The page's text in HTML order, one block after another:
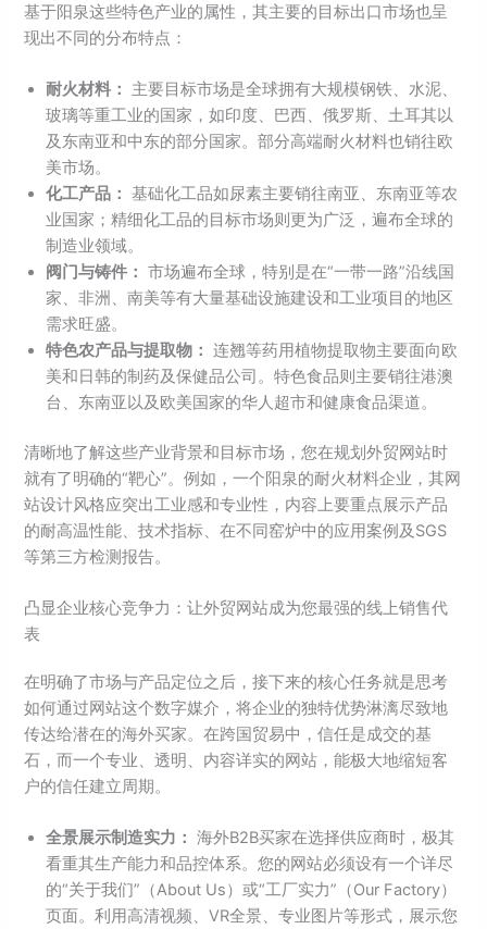
基于阳泉这些特色产业的属性，其主要的目标出口市场也呈
现出不同的分布特点：
耐火材料：
主要目标市场是全球拥有大规模钢铁、水泥、
玻璃等重工业的国家，如印度、巴西、俄罗斯、土耳其以
及东南亚和中东的部分国家。部分高端耐火材料也销往欧
美市场。
化工产品： 基础化工品如尿素主要销往南亚、东南亚等农
业国家；精细化工品的目标市场则更为广泛，遍布全球的
制造业领域。
阀门与铸件： 市场遍布全球，特别是在“一带一路”沿线国
家、非洲、南美等有大量基础设施建设和工业项目的地区
需求旺盛。
特色农产品与提取物： 连翘等药用植物提取物主要面向欧
美和日韩的制药及保健品公司。特色食品则主要销往港澳
台、东南亚以及欧美国家的华人超市和健康食品渠道。
清晰地了解这些产业背景和目标市场，您在规划外贸网站时
就有了明确的“靶心”。例如，一个阳泉的耐火材料企业，其网
站设计风格应突出工业感和专业性，内容上要重点展示产品
的耐高温性能、技术指标、在不同窑炉中的应用案例及SGS
等第三方检测报告。
凸显企业核心竞争力：让外贸网站成为您最强的线上销售代
表
在明确了市场与产品定位之后，接下来的核心任务就是思考
如何通过网站这个数字媒介，将企业的独特优势淋漓尽致地
传达给潜在的海外买家。在跨国贸易中，信任是成交的基
石，而一个专业、透明、内容详实的网站，能极大地缩短客
户的信任建立周期。
全景展示制造实力： 海外B2B买家在选择供应商时，极其
看重其生产能力和品控体系。您的网站必须设有一个详尽
的“关于我们”（About Us）或“工厂实力”（Our Factory）
页面。利用高清视频、VR全景、专业图片等形式，展示您